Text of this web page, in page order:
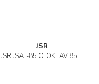
JSR
JSR JSAT-85 OTOKLAV 85 L